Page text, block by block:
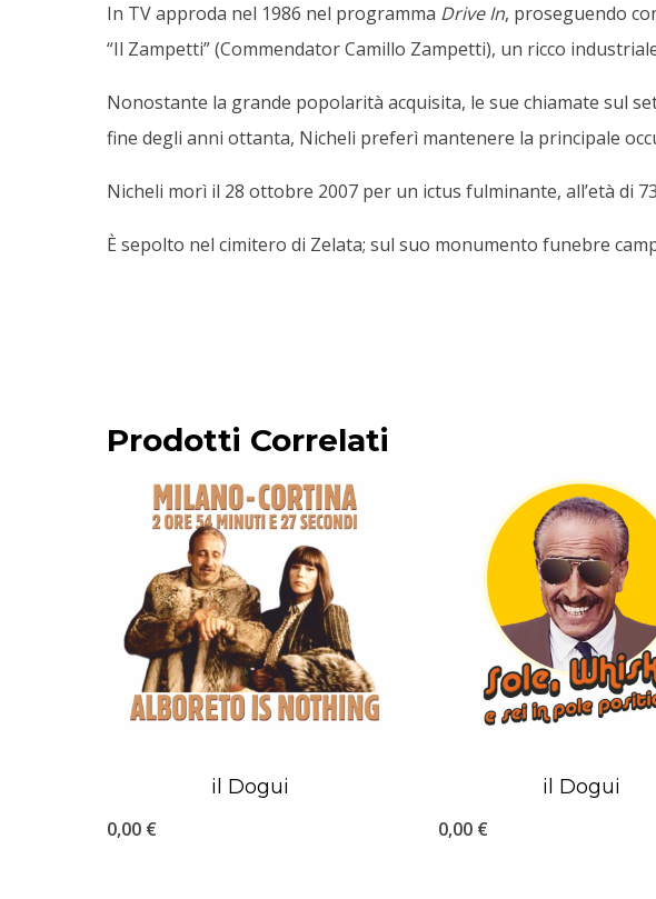
In TV approda nel 1986 nel programma Drive In, proseguendo
“Il Zampetti” (Commendator Camillo Zampetti), un ricco
Nonostante la grande popolarità acquisita, le sue chiamate sul
fine degli anni ottanta, Nicheli preferì mantenere la principale
Nicheli morì il 28 ottobre 2007 per un ictus fulminante, all’età di
È sepolto nel cimitero di Zelata; sul suo monumento funebre
Prodotti Correlati
il Dogui
0,00 €
il Dogui
0,00 €